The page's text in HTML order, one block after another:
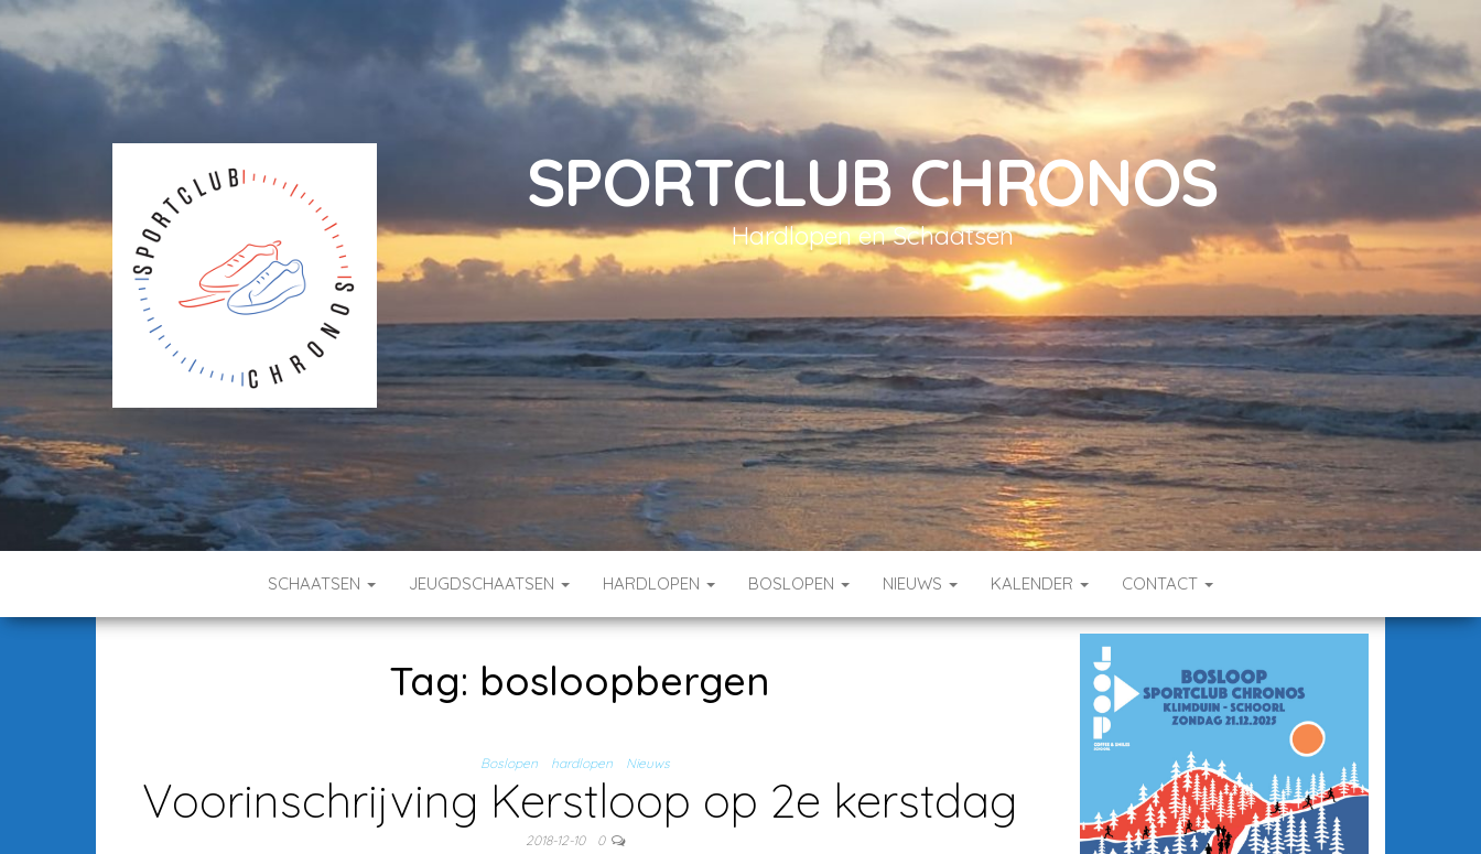
SPORTCLUB CHRONOS
Hardlopen en Schaatsen
SCHAATSEN JEUGDSCHAATSEN HARDLOPEN BOSLOPEN NIEUWS KALENDER CONTACT
Tag: bosloopbergen
Boslopen hardlopen Nieuws
Voorinschrijving Kerstloop op 2e kerstdag
2018-12-10 0